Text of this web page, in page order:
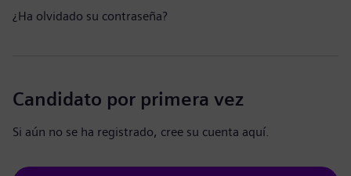
¿Ha olvidado su contraseña?
Candidato por primera vez
Si aún no se ha registrado, cree su cuenta aquí.